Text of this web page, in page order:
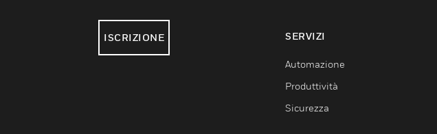
ISCRIZIONE SERVIZI
Automazione
Produttività
Sicurezza